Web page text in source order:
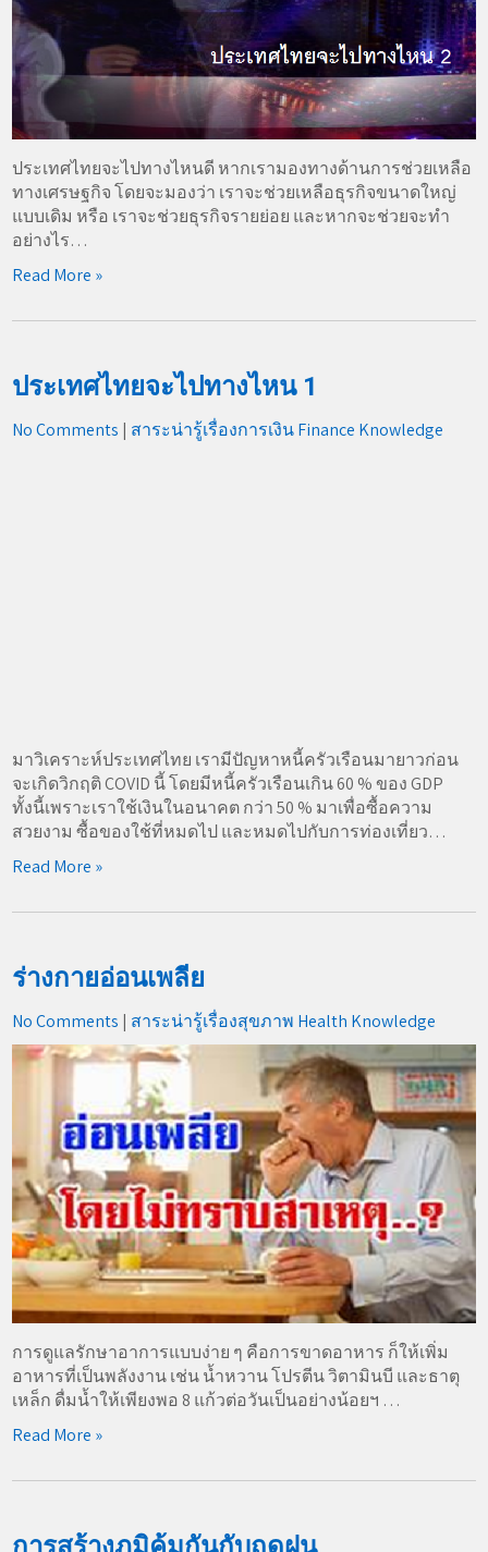
ประเทศไทยจะไปทางไหนดี หากเรามองทางด้านการช่วยเหลือ
ทางเศรษฐกิจ โดยจะมองว่า เราจะช่วยเหลือธุรกิจขนาดใหญ่
แบบเดิม หรือ เราจะช่วยธุรกิจรายย่อย และหากจะช่วยจะทำ
อย่างไร…
Read More »
ประเทศไทยจะไปทางไหน 1
No Comments | สาระน่ารู้เรื่องการเงิน Finance Knowledge
มาวิเคราะห์ประเทศไทย เรามีปัญหาหนี้ครัวเรือนมายาวก่อน
จะเกิดวิกฤติ COVID นี้ โดยมีหนี้ครัวเรือนเกิน 60 % ของ GDP
ทั้งนี้เพราะเราใช้เงินในอนาคต กว่า 50 % มาเพื่อซื้อความ
สวยงาม ซื้อของใช้ที่หมดไป และหมดไปกับการท่องเที่ยว…
Read More »
ร่างกายอ่อนเพลีย
No Comments | สาระน่ารู้เรื่องสุขภาพ Health Knowledge
การดูแลรักษาอาการแบบง่าย ๆ คือการขาดอาหาร ก็ให้เพิ่ม
อาหารที่เป็นพลังงาน เช่น น้ำหวาน โปรตีน วิตามินบี และธาตุ
เหล็ก ดื่มน้ำให้เพียงพอ 8 แก้วต่อวันเป็นอย่างน้อยฯ …
Read More »